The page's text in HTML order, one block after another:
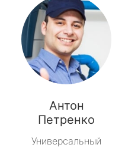
Антон
Петренко
Универсальный